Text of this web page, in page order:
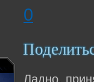
0
Ладно,